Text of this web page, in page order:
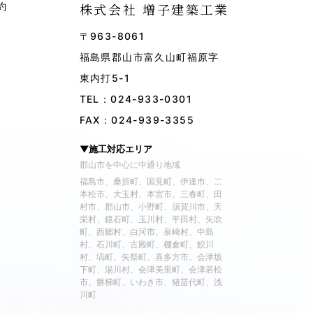
株式会社 増子建築工業
〒963-8061
福島県郡山市富久山町福原字
東内打5-1
TEL：024-933-0301
FAX：024-939-3355
▼施工対応エリア
郡山市を中心に中通り地域
福島市、桑折町、国見町、伊達市、二
本松市、大玉村、本宮市、三春町、田
村市、郡山市、小野町、須賀川市、天
栄村、鏡石町、玉川村、平田村、矢吹
町、西郷村、白河市、泉崎村、中島
村、石川町、古殿町、棚倉町、鮫川
村、塙町、矢祭町、喜多方市、会津坂
下町、湯川村、会津美里町、会津若松
市、磐梯町、いわき市、猪苗代町、浅
川町